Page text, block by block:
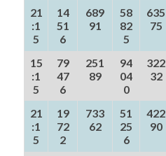
21
:1
5
14
51
6
689
91
58
82
5
635
75
15
:1
5
79
47
6
251
89
94
04
0
322
32
21
:1
5
19
72
2
733
62
51
25
6
422
90